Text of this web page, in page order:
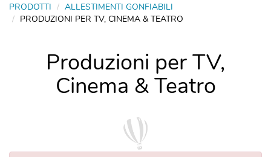
PRODOTTI
ALLESTIMENTI GONFIABILI
PRODUZIONI PER TV, CINEMA & TEATRO
Produzioni per TV,
Cinema & Teatro